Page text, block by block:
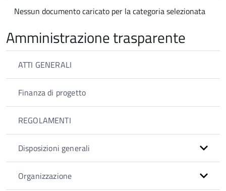
Nessun documento caricato per la categoria selezionata
Amministrazione trasparente
ATTI GENERALI
Finanza di progetto
REGOLAMENTI
Disposizioni generali
Organizzazione